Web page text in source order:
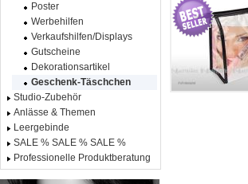
Poster
Werbehilfen
Verkaufshilfen/Displays
Gutscheine
Dekorationsartikel
Geschenk-Täschchen
Studio-Zubehör
Anlässe & Themen
Leergebinde
SALE % SALE % SALE %
Professionelle Produktberatung